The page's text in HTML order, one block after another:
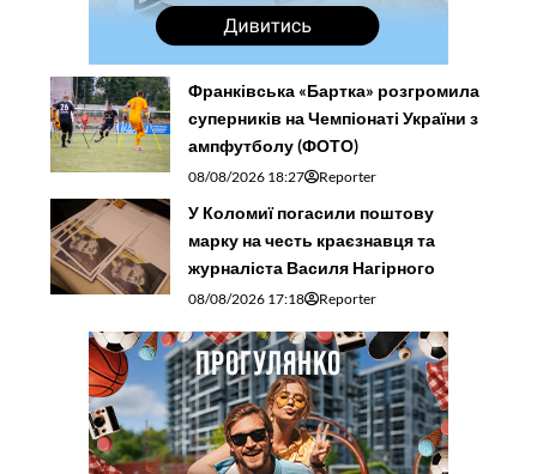
Франківська «Бартка» розгромила
суперників на Чемпіонаті України з
ампфутболу (ФОТО)
08/08/2026 18:27 Reporter
У Коломиї погасили поштову
марку на честь краєзнавця та
журналіста Василя Нагірного
08/08/2026 17:18 Reporter